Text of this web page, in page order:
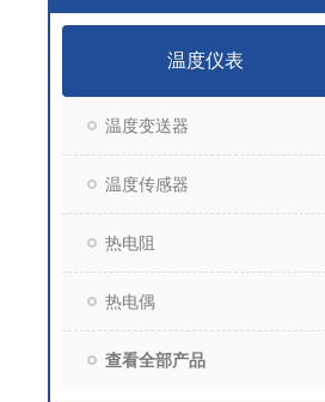
温度仪表
温度变送器
温度传感器
热电阻
热电偶
查看全部产品